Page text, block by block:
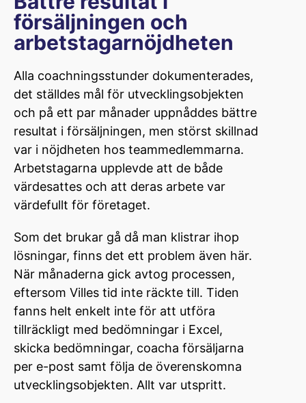
försäljningen och
arbetstagarnöjdheten
Alla coachningsstunder dokumenterades,
det ställdes mål för utvecklingsobjekten
och på ett par månader uppnåddes bättre
resultat i försäljningen, men störst skillnad
var i nöjdheten hos teammedlemmarna.
Arbetstagarna upplevde att de både
värdesattes och att deras arbete var
värdefullt för företaget.
Som det brukar gå då man klistrar ihop
lösningar, finns det ett problem även här.
När månaderna gick avtog processen,
eftersom Villes tid inte räckte till. Tiden
fanns helt enkelt inte för att utföra
tillräckligt med bedömningar i Excel,
skicka bedömningar, coacha försäljarna
per e-post samt följa de överenskomna
utvecklingsobjekten. Allt var utspritt.